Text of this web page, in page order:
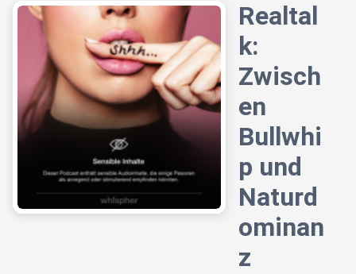
Realtal
k:
Zwisch
en
Bullwhi
p und
Naturd
ominan
z